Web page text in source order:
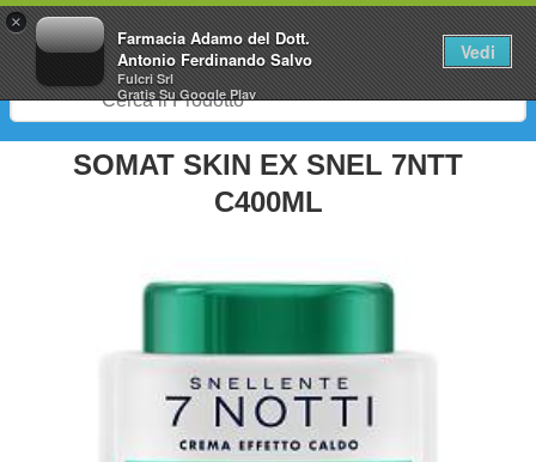
×
Farmacia Adamo del Dott.
Antonio Ferdinando Salvo
Fulcri Srl
GratisSu Google Play
Vedi
0
SOMAT SKIN EX SNEL 7NTT
C400ML